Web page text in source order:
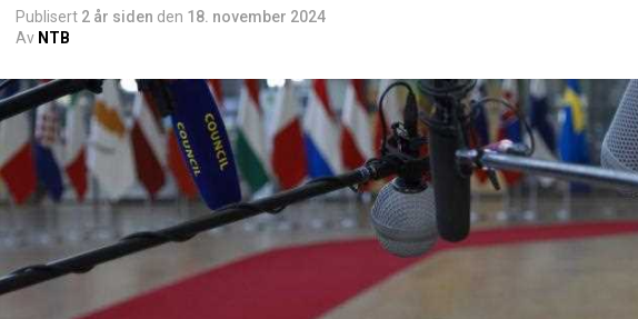
Publisert 2 år siden den 18. november 2024
Av NTB